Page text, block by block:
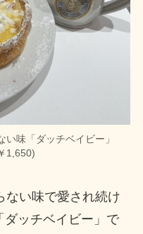
味「ダッチベイビー」
1,650)
ない味で愛され続け
ダッチベイビー」で